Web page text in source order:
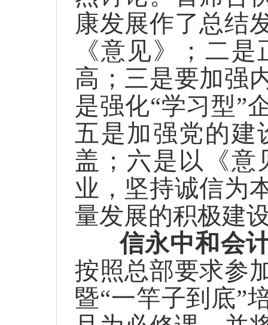
康发展作了总结
《意见》；二
高；三是要加强
是强化“学习型”
五是加强党的建
盖；六是以《意
业，坚持诚信为
量发展的积极建
信永中和会
按照总部要求参
暨“一竿子到底”